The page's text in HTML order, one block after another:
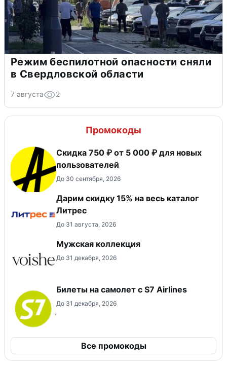
Режим беспилотной опасности сняли
в Свердловской области
7 августа 2
Промокоды
Скидка 750 ₽ от 5 000 ₽ для новых
пользователей
До 30 сентября, 2026
Дарим скидку 15% на весь каталог
Литрес
До 31 августа, 2026
Мужская коллекция
До 31 декабря, 2026
Билеты на самолет с S7 Airlines
До 31 декабря, 2026
Все промокоды